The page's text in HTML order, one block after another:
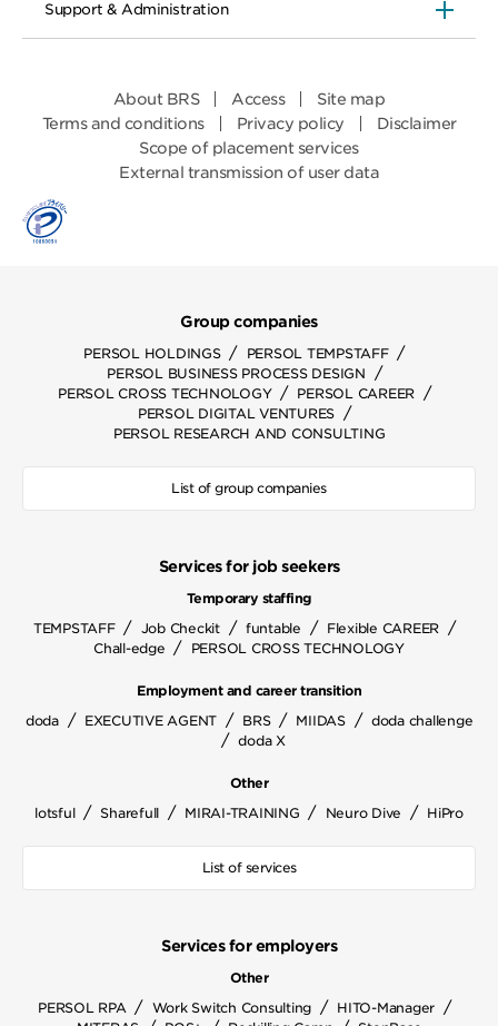
Support & Administration
About BRS Access
Site map
Terms and conditions
Privacy policy
Disclaimer
Scope of placement services
External transmission of user data
Group companies
PERSOL HOLDINGS / PERSOL TEMPSTAFF /
PERSOL BUSINESS PROCESS DESIGN /
PERSOL CROSS TECHNOLOGY / PERSOL CAREER /
PERSOL DIGITAL VENTURES /
PERSOL RESEARCH AND CONSULTING
List of group companies
Services for job seekers
Temporary staffing
TEMPSTAFF / Job Checkit / funtable / Flexible CAREER /
Chall-edge / PERSOL CROSS TECHNOLOGY
Employment and career transition
doda / EXECUTIVE AGENT / BRS / MIIDAS / doda challenge
/ doda X
Other
lotsful / Sharefull / MIRAI-TRAINING / Neuro Dive / HiPro
List of services
Services for employers
Other
PERSOL RPA / Work Switch Consulting / HITO-Manager /